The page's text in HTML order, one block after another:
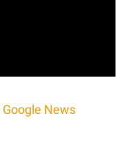
Google News